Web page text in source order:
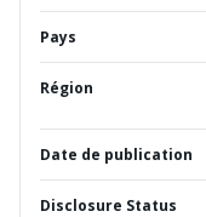
Pays
Région
Date de publication
Disclosure Status